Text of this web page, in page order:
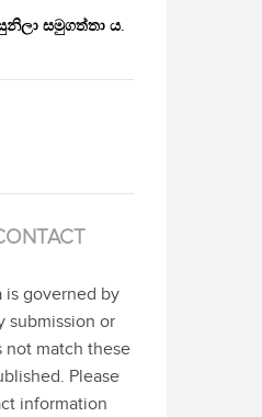
සුනිලා සමුගත්තා ය.
is governed by
submission or
not match these
Please
information